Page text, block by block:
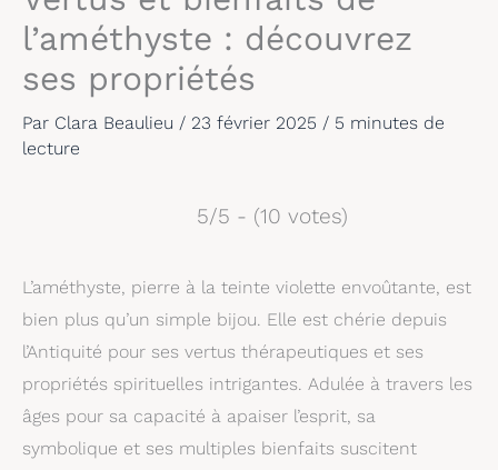
l’améthyste : découvrez
ses propriétés
Par Clara Beaulieu / 23 février 2025 / 5 minutes de
lecture
5/5 - (10 votes)
L’améthyste, pierre à la teinte violette envoûtante, est
bien plus qu’un simple bijou. Elle est chérie depuis
l’Antiquité pour ses vertus thérapeutiques et ses
propriétés spirituelles intrigantes. Adulée à travers les
âges pour sa capacité à apaiser l’esprit, sa
symbolique et ses multiples bienfaits suscitent